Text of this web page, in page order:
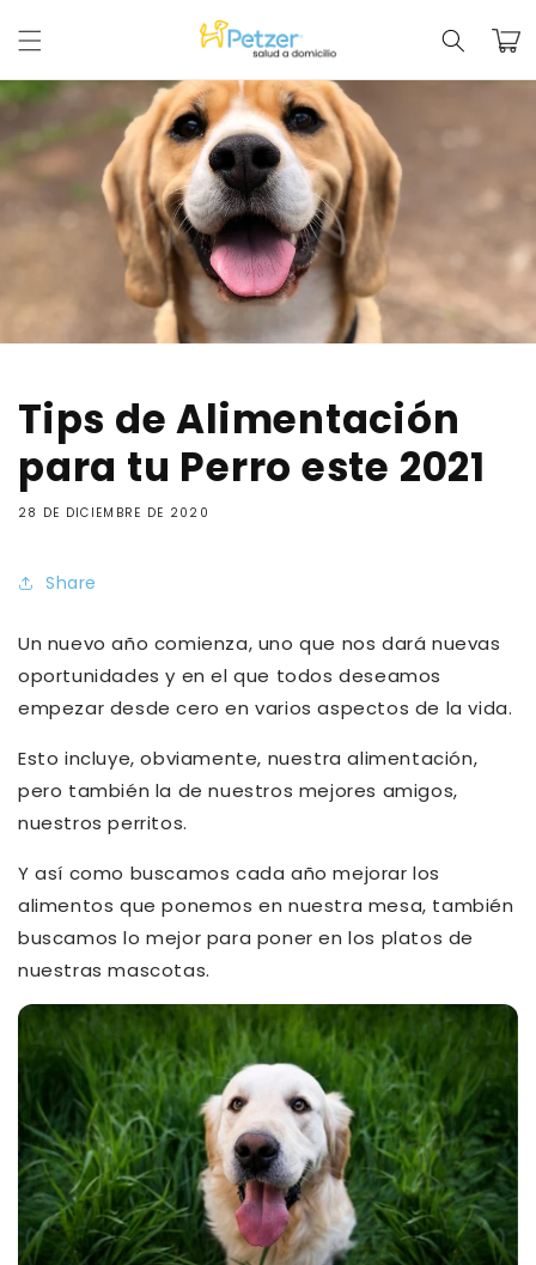
contenido
Carrito
Tips de Alimentación
para tu Perro este 2021
28 DE DICIEMBRE DE 2020
Share
Un nuevo año comienza, uno que nos dará nuevas
oportunidades y en el que todos deseamos
empezar desde cero en varios aspectos de la vida.
Esto incluye, obviamente, nuestra alimentación,
pero también la de nuestros mejores amigos,
nuestros perritos.
Y así como buscamos cada año mejorar los
alimentos que ponemos en nuestra mesa, también
buscamos lo mejor para poner en los platos de
nuestras mascotas.